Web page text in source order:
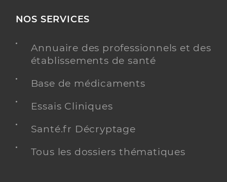
NOS SERVICES
Annuaire des professionnels et des
établissements de santé
Base de médicaments
Essais Cliniques
Santé.fr Décryptage
Tous les dossiers thématiques